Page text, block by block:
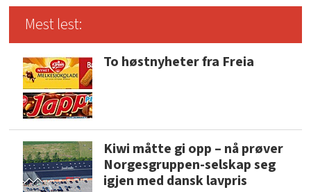
Mest lest:
To høstnyheter fra Freia
Kiwi måtte gi opp – nå prøver
Norgesgruppen-selskap seg
igjen med dansk lavpris